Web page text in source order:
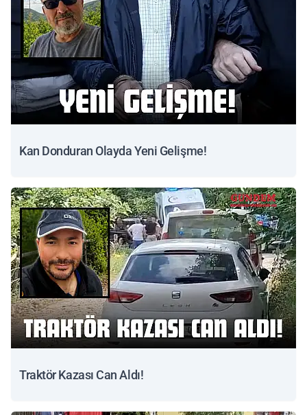
Kan Donduran Olayda Yeni Gelişme!
Traktör Kazası Can Aldı!